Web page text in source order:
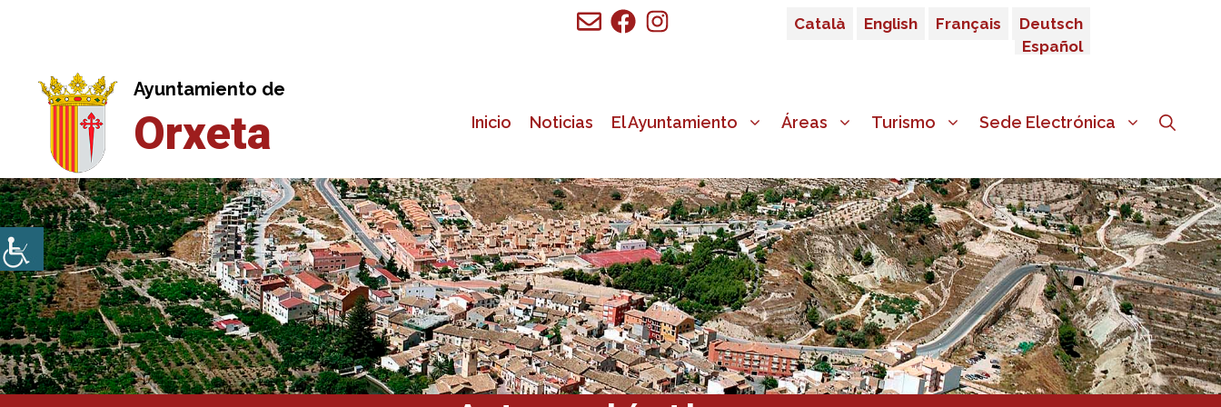
Català English Français
Deutsch
Español
Ayuntamiento de
Orxeta Inicio Noticias El Ayuntamiento Áreas Turismo Sede Electrónica